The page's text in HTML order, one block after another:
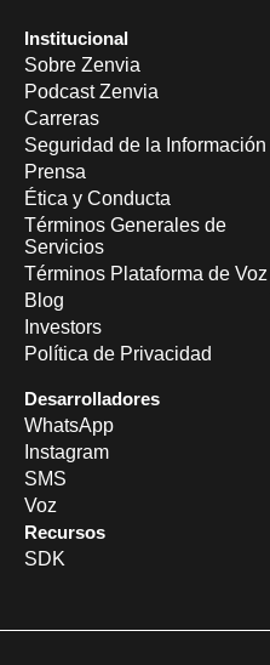
Institucional
Sobre Zenvia
Podcast Zenvia
Carreras
Seguridad de la Información
Prensa
Ética y Conducta
Términos Generales de
Servicios
Términos Plataforma de Voz
Blog
Investors
Política de Privacidad
Desarrolladores
WhatsApp
Instagram
SMS
Voz
Recursos
SDK